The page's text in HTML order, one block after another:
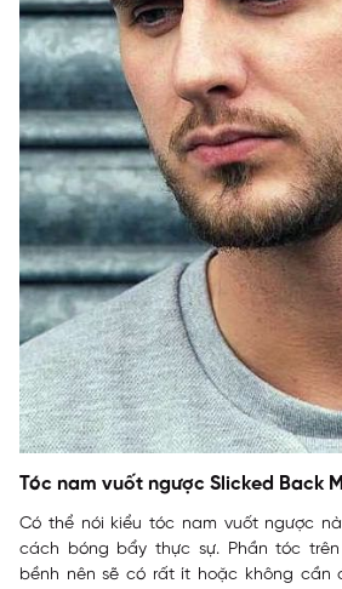
Tóc nam vuốt ngược Slicked Back
Có thể nói kiểu tóc nam vuốt ngược
cách bóng bẩy thực sự. Phần tóc
bềnh nên sẽ có rất ít hoặc không cần